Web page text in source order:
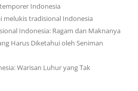
Indonesia
melukis tradisional Indonesia
Indonesia: Ragam dan Maknanya
Harus Diketahui oleh Seniman
Warisan Luhur yang Tak